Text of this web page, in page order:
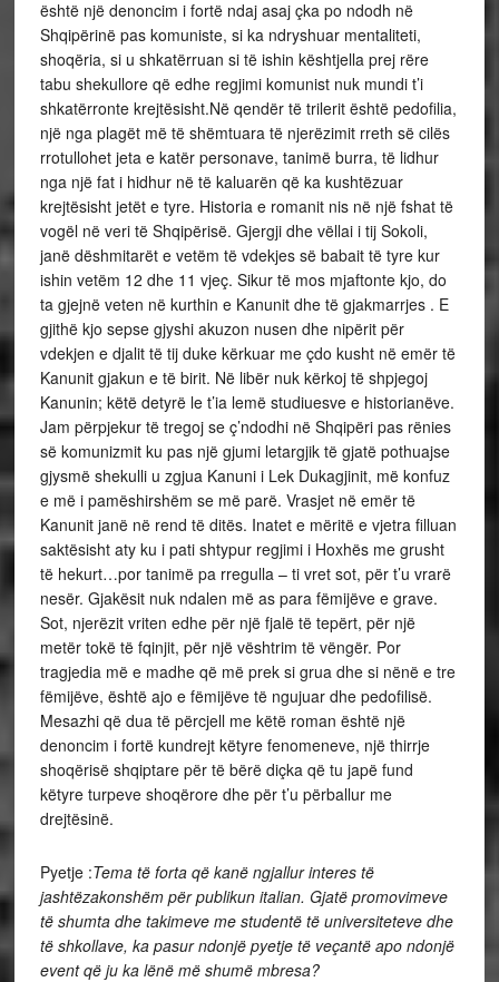
është një denoncim i fortë ndaj asaj çka po ndodh në
Shqipërinë pas komuniste, si ka ndryshuar mentaliteti,
shoqëria, si u shkatërruan si të ishin kështjella prej rëre
tabu shekullore që edhe regjimi komunist nuk mundi t’i
shkatërronte krejtësisht.Në qendër të trilerit është pedofilia,
një nga plagët më të shëmtuara të njerëzimit rreth së cilës
rrotullohet jeta e katër personave, tanimë burra, të lidhur
nga një fat i hidhur në të kaluarën që ka kushtëzuar
krejtësisht jetët e tyre. Historia e romanit nis në një fshat të
vogël në veri të Shqipërisë. Gjergji dhe vëllai i tij Sokoli,
janë dëshmitarët e vetëm të vdekjes së babait të tyre kur
ishin vetëm 12 dhe 11 vjeç. Sikur të mos mjaftonte kjo, do
ta gjejnë veten në kurthin e Kanunit dhe të gjakmarrjes . E
gjithë kjo sepse gjyshi akuzon nusen dhe nipërit për
vdekjen e djalit të tij duke kërkuar me çdo kusht në emër të
Kanunit gjakun e të birit. Në libër nuk kërkoj të shpjegoj
Kanunin; këtë detyrë le t’ia lemë studiuesve e historianëve.
Jam përpjekur të tregoj se ç’ndodhi në Shqipëri pas rënies
së komunizmit ku pas një gjumi letargjik të gjatë pothuajse
gjysmë shekulli u zgjua Kanuni i Lek Dukagjinit, më konfuz
e më i pamëshirshëm se më parë. Vrasjet në emër të
Kanunit janë në rend të ditës. Inatet e mëritë e vjetra filluan
saktësisht aty ku i pati shtypur regjimi i Hoxhës me grusht
të hekurt…por tanimë pa rregulla – ti vret sot, për t’u vrarë
nesër. Gjakësit nuk ndalen më as para fëmijëve e grave.
Sot, njerëzit vriten edhe për një fjalë të tepërt, për një
metër tokë të fqinjit, për një vështrim të vëngër. Por
tragjedia më e madhe që më prek si grua dhe si nënë e tre
fëmijëve, është ajo e fëmijëve të ngujuar dhe pedofilisë.
Mesazhi që dua të përcjell me këtë roman është një
denoncim i fortë kundrejt këtyre fenomeneve, një thirrje
shoqërisë shqiptare për të bërë diçka që tu japë fund
këtyre turpeve shoqërore dhe për t’u përballur me
drejtësinë.
Pyetje :Tema të forta që kanë ngjallur interes të
jashtëzakonshëm për publikun italian. Gjatë promovimeve
të shumta dhe takimeve me studentë të universiteteve dhe
të shkollave, ka pasur ndonjë pyetje të veçantë apo ndonjë
event që ju ka lënë më shumë mbresa?